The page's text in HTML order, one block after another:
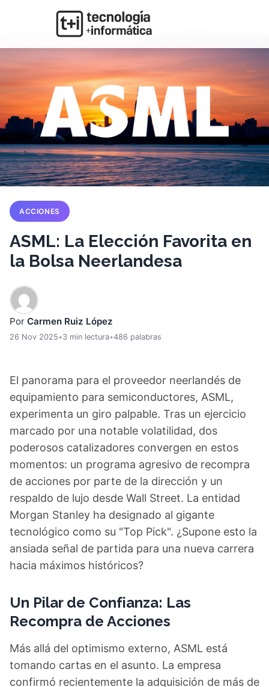
ACCIONES
ASML: La Elección Favorita en
la Bolsa Neerlandesa
Por Carmen Ruiz López
26 Nov 2025•3 min lectura•486 palabras
El panorama para el proveedor neerlandés de
equipamiento para semiconductores, ASML,
experimenta un giro palpable. Tras un ejercicio
marcado por una notable volatilidad, dos
poderosos catalizadores convergen en estos
momentos: un programa agresivo de recompra
de acciones por parte de la dirección y un
respaldo de lujo desde Wall Street. La entidad
Morgan Stanley ha designado al gigante
tecnológico como su "Top Pick". ¿Supone esto la
ansiada señal de partida para una nueva carrera
hacia máximos históricos?
Un Pilar de Confianza: Las
Recompra de Acciones
Más allá del optimismo externo, ASML está
tomando cartas en el asunto. La empresa
confirmó recientemente la adquisición de más de